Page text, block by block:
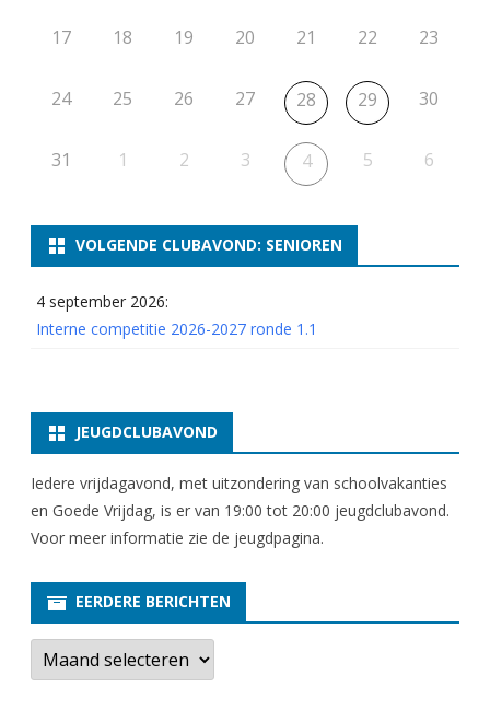
17 18 19 20 21 22 23
24 25 26 27 28 29 30
31 1 2 3 4 5 6
VOLGENDE CLUBAVOND: SENIOREN
4 september 2026:
Interne competitie 2026-2027 ronde 1.1
JEUGDCLUBAVOND
Iedere vrijdagavond, met uitzondering van schoolvakanties
en Goede Vrijdag, is er van 19:00 tot 20:00 jeugdclubavond.
Voor meer informatie zie de jeugdpagina.
EERDERE BERICHTEN
E
r